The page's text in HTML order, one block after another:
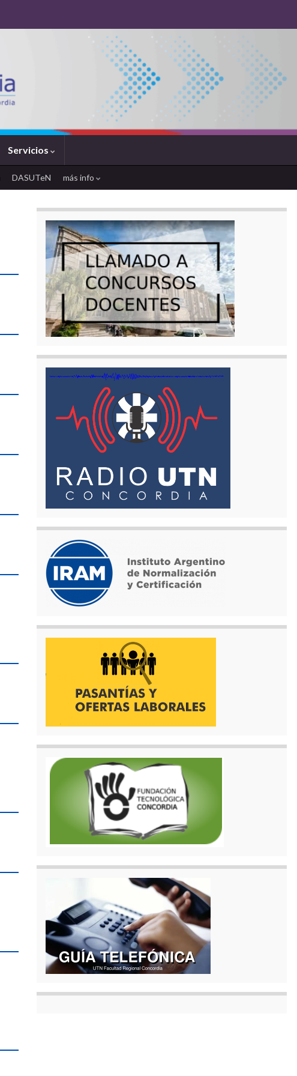
Servicios
DASUTeN más info